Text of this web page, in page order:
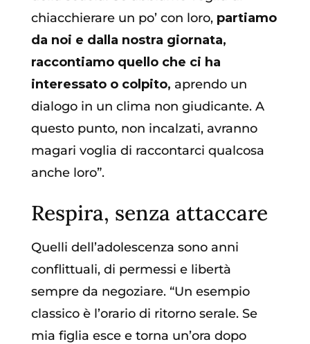
chiacchierare un po’ con loro, partiamo
da noi e dalla nostra giornata,
raccontiamo quello che ci ha
interessato o colpito, aprendo un
dialogo in un clima non giudicante. A
questo punto, non incalzati, avranno
magari voglia di raccontarci qualcosa
anche loro”.
Respira, senza attaccare
Quelli dell’adolescenza sono anni
conflittuali, di permessi e libertà
sempre da negoziare. “Un esempio
classico è l’orario di ritorno serale. Se
mia figlia esce e torna un’ora dopo